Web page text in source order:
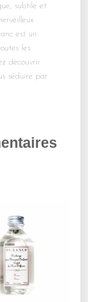
subtile et
est un
les
découvrir
séduire par